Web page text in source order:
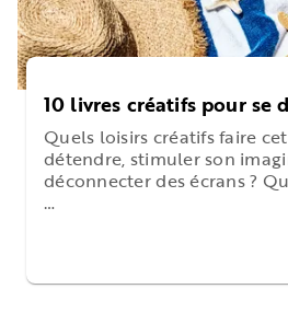
10 livres créatifs pour se
Quels loisirs créatifs faire
détendre, stimuler son
déconnecter des écrans ?
…